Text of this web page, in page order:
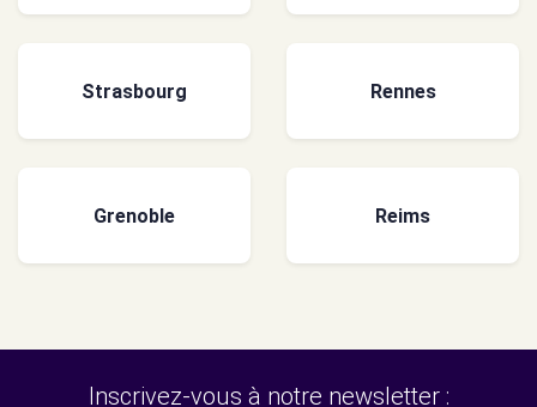
Strasbourg Rennes
Grenoble Reims
Inscrivez-vous à notre newsletter :